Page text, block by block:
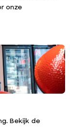
onze
Bekijk de